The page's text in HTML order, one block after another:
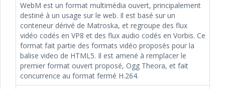
WebM est un format multimédia ouvert, principalement
destiné à un usage sur le web. Il est basé sur un
conteneur dérivé de Matroska, et regroupe des flux
vidéo codés en VP8 et des flux audio codés en Vorbis. Ce
format fait partie des formats vidéo proposés pour la
balise video de HTML5. Il est amené à remplacer le
premier format ouvert proposé, Ogg Theora, et fait
concurrence au format fermé H.264.